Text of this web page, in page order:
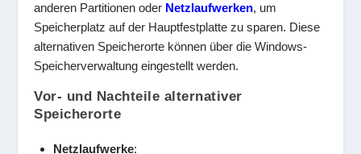
anderen Partitionen oder Netzlaufwerken, um
Speicherplatz auf der Hauptfestplatte zu sparen. Diese
alternativen Speicherorte können über die Windows-
Speicherverwaltung eingestellt werden.
Vor- und Nachteile alternativer
Speicherorte
Netzlaufwerke: